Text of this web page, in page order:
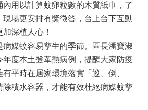
用以計算蚊卵粒數的木質紙巾，了
場更安排有獎徵答，台上台下互動
深植人心！
媒蚊容易孳生的季節。區長潘寶淑
度本土登革熱病例，提醒大家防疫
平時在居家環境落實「巡、倒、
除積水容器，才能有效杜絕病媒蚊孳